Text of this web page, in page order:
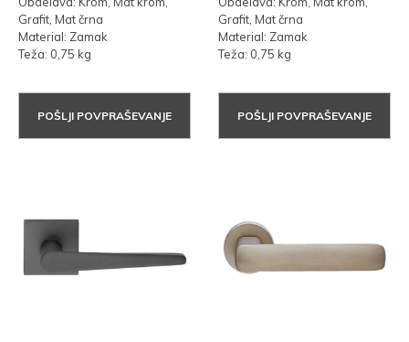
Grafit, Mat črna
Material: Zamak
Teža: 0,75 kg
POŠLJI POVPRAŠEVANJE
Grafit, Mat črna
Material: Zamak
Teža: 0,75 kg
POŠLJI POVPRAŠEVANJE